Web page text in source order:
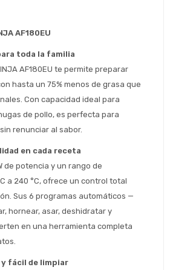
AF180EU
toda la familia
AF180EU te permite preparar
hasta un 75% menos de grasa que
Con capacidad ideal para
de pollo, es perfecta para
renunciar al sabor.
en cada receta
de potencia y un rango de
a 240 °C, ofrece un control total
Sus 6 programas automáticos —
hornear, asar, deshidratar y
en una herramienta completa
fácil de limpiar